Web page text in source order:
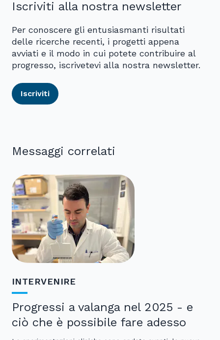
Iscriviti alla nostra newsletter
Per conoscere gli entusiasmanti risultati
delle ricerche recenti, i progetti appena
avviati e il modo in cui potete contribuire al
progresso, iscrivetevi alla nostra newsletter.
Iscriviti
Messaggi correlati
INTERVENIRE
Progressi a valanga nel 2025 - e
ciò che è possibile fare adesso